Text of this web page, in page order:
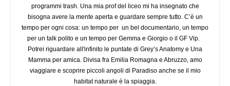
programmi trash. Una mia prof del liceo mi ha insegnato che
bisogna avere la mente aperta e guardare sempre tutto. C’è un
tempo per ogni cosa: un tempo per un bel documentario, un tempo
per un talk polito e un tempo per Gemma e Giorgio o il GF Vip.
Potrei riguardare all'infinito le puntate di Grey’s Anatomy e Una
Mamma per amica. Divisa fra Emilia Romagna e Abruzzo, amo
viaggiare e scoprire piccoli angoli di Paradiso anche se il mio
habitat naturale è la spiaggia.